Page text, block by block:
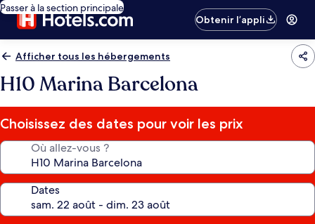
Passer à la section principale
Obtenir l’appli
Afficher tous les hébergements
H10 Marina Barcelona
Choisissez des dates pour voir les prix
Où allez-vous ?
Dates